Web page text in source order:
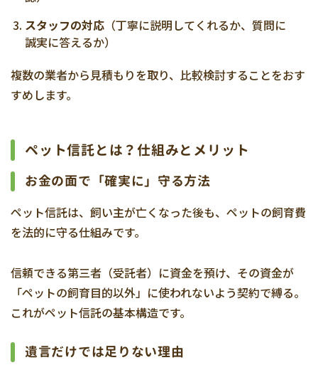
スタッフの対応 （丁寧に説明してくれるか、質問に
誠実に答えるか）
複数の業者から見積もりを取り、比較検討することをおす
すめします。
ペット信託とは？仕組みとメリット
お金の面で「確実に」守る方法
ペット信託は、飼い主が亡くなった後も、ペットの飼育費
を法的に守る仕組みです。
信頼できる第三者（受託者）に資金を預け、その資金が
「ペットの飼育目的以外」に使われないよう契約で縛る。
これがペット信託の基本構造です。
遺言だけでは足りない理由